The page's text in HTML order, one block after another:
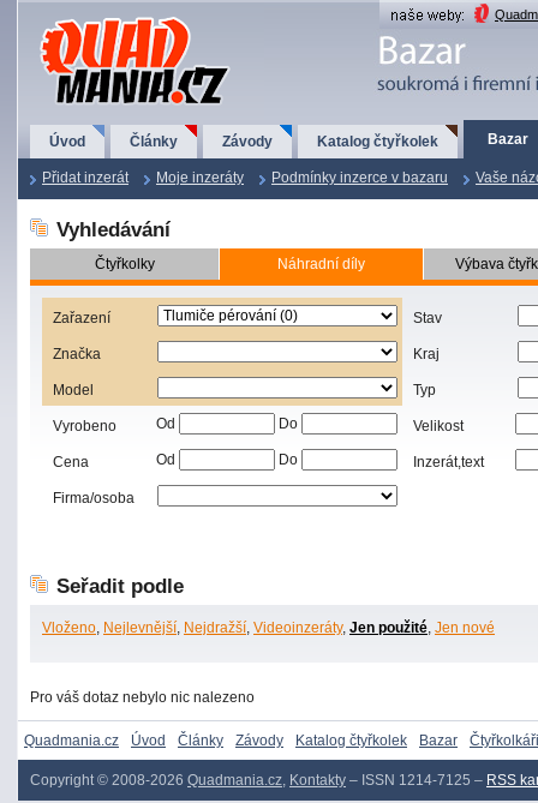
QuadMania.cz
Úvod Články Závody Katalog čtyřkolek Bazar
Přidat inzerát Moje inzeráty Podmínky inzerce v bazaru Vaše
Vyhledávání
Čtyřkolky Náhradní díly Výbava
Zařazení
Značka
Model
Vyrobeno Od Do
Cena Od Do
Firma/osoba
Stav
Kraj
Typ
Velikost
Inzerát,text
Seřadit podle
Vloženo, Nejlevnější, Nejdražší, Videoinzeráty, Jen použité, Jen nové
Pro váš dotaz nebylo nic nalezeno
Quadmania.cz Úvod Články Závody Katalog čtyřkolek Bazar Čtyřkolkáři
Copyright © 2008-2026 Quadmania.cz, Kontakty – ISSN 1214-7125 – RSS